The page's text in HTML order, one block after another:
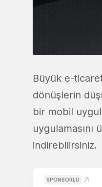
Büyük e-
dönüşlerin
bir mobil
uygulamasını
indirebilirsiniz.
SPONSORLU